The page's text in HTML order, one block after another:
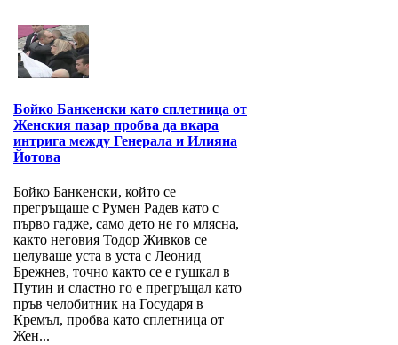
Бойко Банкенски като сплетница от
Женския пазар пробва да вкара
интрига между Генерала и Илияна
Йотова
Бойко Банкенски, който се
прегръщаше с Румен Радев като с
първо гадже, само дето не го млясна,
както неговия Тодор Живков се
целуваше уста в уста с Леонид
Брежнев, точно както се е гушкал в
Путин и сластно го е прегръщал като
пръв челобитник на Государя в
Кремъл, пробва като сплетница от
Жен...